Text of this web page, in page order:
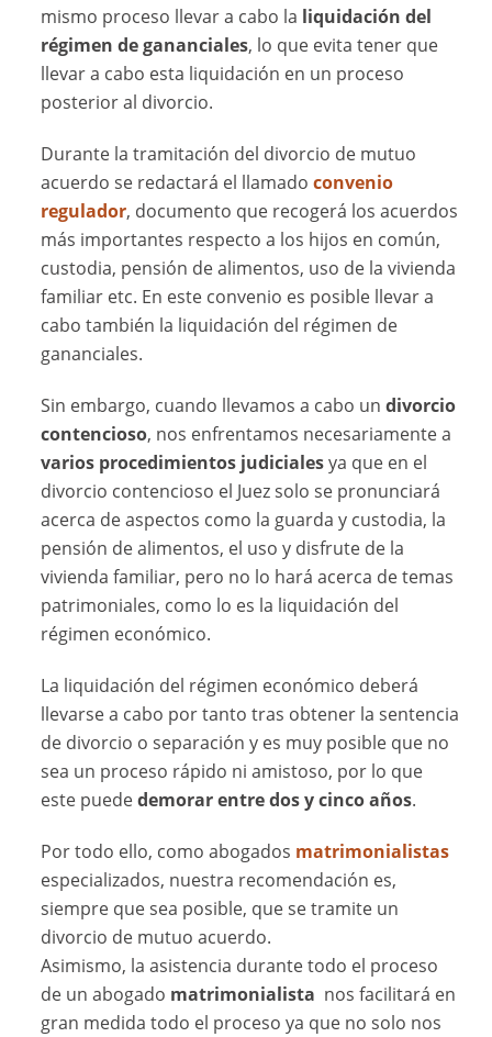
mismo proceso llevar a cabo la liquidación del
régimen de gananciales, lo que evita tener que
llevar a cabo esta liquidación en un proceso
posterior al divorcio.
Durante la tramitación del divorcio de mutuo
acuerdo se redactará el llamadoconvenio
regulador, documento que recogerá los acuerdos
más importantes respecto a los hijos en común,
custodia, pensión de alimentos, uso de la vivienda
familiar etc. En este convenio es posible llevar a
cabo también la liquidación del régimen de
gananciales.
Sin embargo, cuando llevamos a cabo undivorcio
contencioso, nos enfrentamos necesariamente a
varios procedimientos judicialesya que en el
divorcio contencioso el Juez solo se pronunciará
acerca de aspectos como la guarda y custodia, la
pensión de alimentos, el uso y disfrute de la
vivienda familiar, pero no lo hará acerca de temas
patrimoniales, como lo es la liquidación del
régimen económico.
La liquidación del régimen económico deberá
llevarse a cabo por tanto tras obtener la sentencia
de divorcio o separación y es muy posible que no
sea un proceso rápido ni amistoso, por lo que
este puededemorar entre dos y cinco años.
Por todo ello, como abogados matrimonialistas
especializados, nuestra recomendación es,
siempre que sea posible, que se tramite un
divorcio de mutuo acuerdo.
Asimismo, la asistencia durante todo el proceso
de un abogado matrimonialista nos facilitará en
gran medida todo el proceso ya que no solo nos